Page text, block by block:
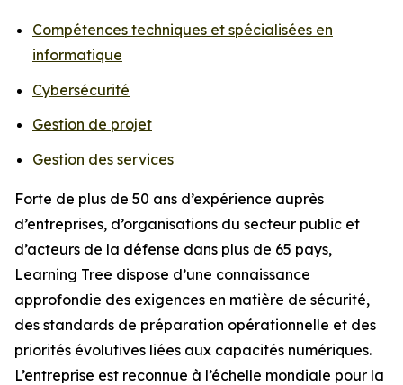
Compétences techniques et spécialisées en
informatique
Cybersécurité
Gestion de projet
Gestion des services
Forte de plus de 50 ans d’expérience auprès
d’entreprises, d’organisations du secteur public et
d’acteurs de la défense dans plus de 65 pays,
Learning Tree dispose d’une connaissance
approfondie des exigences en matière de sécurité,
des standards de préparation opérationnelle et des
priorités évolutives liées aux capacités numériques.
L’entreprise est reconnue à l’échelle mondiale pour la